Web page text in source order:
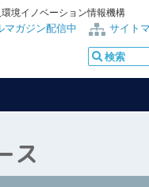
境イノベーション情報機構
サイト
マガジン配信中
ス